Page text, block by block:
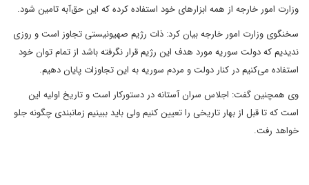
وزارت امور خارجه از همه ابزارهای خود استفاده کرده که این حق‌آبه تامین شود.
سخنگوی وزارت امور خارجه بیان کرد: ذات رژیم صهیونیستی تجاوز است و روزی
ندیدیم که دولت سوریه مورد هدف این رژیم قرار نگرفته باشد از تمام توان خود
استفاده می‌کنیم در کنار دولت و مردم سوریه به این تجاوزات پایان دهیم.
وی همچنین گفت: اجلاس سران آستانه در دستورکار است و تاریخ اولیه این
است که تا قبل از بهار تاریخی را تعیین کنیم ولی باید ببینیم زمانبندی چگونه جلو
خواهد رفت.